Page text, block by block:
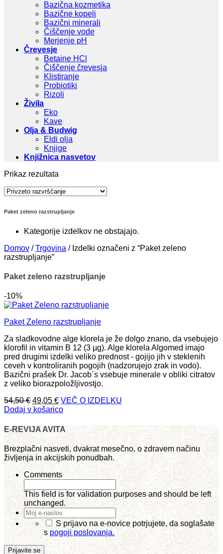
Bazična kozmetika
Bazične kopeli
Bazični minerali
Čiščenje vode
Merjenje pH
Črevesje
Betaine HCl
Čiščenje črevesja
Klistiranje
Probiotiki
Rizoli
Živila
Eko
Kave
Olja & Budwig
Eldi olja
Knjige
Knjižnica nasvetov
Prikaz rezultata
Paket zeleno razstrupljanje
Kategorije izdelkov ne obstajajo.
Domov / Trgovina /Izdelki označeni z “Paket zeleno
razstrupljanje”
Paket zeleno razstrupljanje
-10%
Paket Zeleno razstrupljanje
Za sladkovodne alge klorela je že dolgo znano, da vsebujejo
klorofil in vitamin B 12 (3 µg). Alge klorela Algomed imajo
pred drugimi izdelki veliko prednost - gojijo jih v steklenih
ceveh v kontroliranih pogojih (nadzorujejo zrak in vodo).
Bazični prašek Dr. Jacob`s vsebuje minerale v obliki citratov
z veliko biorazpoložljivostjo.
54,50€ Izvirna
cena
bila:
49,05 €Trenutna
cena
49,05 €.
VEČ O IZDELKU
Dodaj v košarico
E-REVIJA AVITA
Brezplačni nasveti, dvakrat mesečno, o zdravem načinu
življenja in akcijskih ponudbah.
Comments
This field is for validation purposes and should be left
unchanged.
Moj
e-
naslov*
S prijavo na e-novice potrjujete, da soglašate
s pogoji poslovanja.